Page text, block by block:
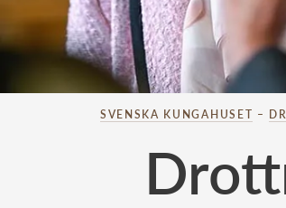
SVENSKA KUNGAHUSET –